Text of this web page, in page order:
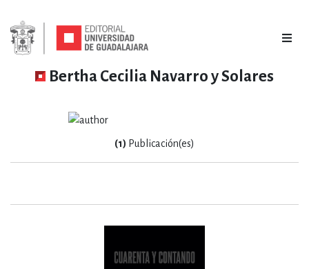
Bertha Cecilia Navarro y Solares
(1) Publicación(es)